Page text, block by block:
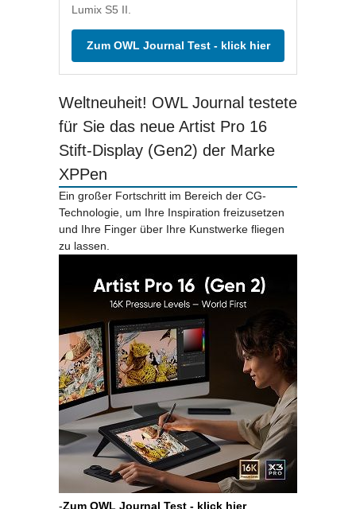
Lumix S5 II.
Zum OWL Journal Test - klick hier
Weltneuheit! OWL Journal testete
für Sie das neue Artist Pro 16
Stift-Display (Gen2) der Marke
XPPen
Ein großer Fortschritt im Bereich der CG-
Technologie, um Ihre Inspiration freizusetzen
und Ihre Finger über Ihre Kunstwerke fliegen
zu lassen.
-Zum OWL Journal Test - klick hier